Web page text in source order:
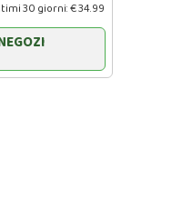
30 giorni: € 34.99